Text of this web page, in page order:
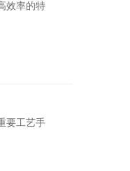
效率的特
要工艺手